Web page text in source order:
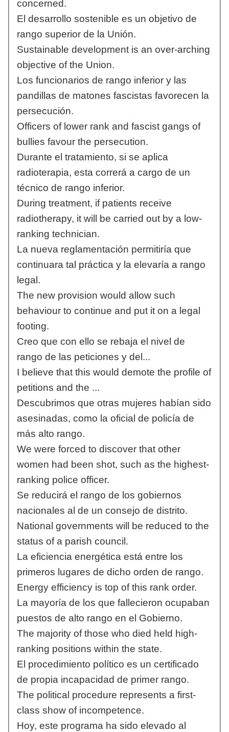
concerned.
El desarrollo sostenible es un objetivo de
rango superior de la Unión.
Sustainable development is an over-arching
objective of the Union.
Los funcionarios de rango inferior y las
pandillas de matones fascistas favorecen la
persecución.
Officers of lower rank and fascist gangs of
bullies favour the persecution.
Durante el tratamiento, si se aplica
radioterapia, esta correrá a cargo de un
técnico de rango inferior.
During treatment, if patients receive
radiotherapy, it will be carried out by a low-
ranking technician.
La nueva reglamentación permitiría que
continuara tal práctica y la elevaría a rango
legal.
The new provision would allow such
behaviour to continue and put it on a legal
footing.
Creo que con ello se rebaja el nivel de
rango de las peticiones y del...
I believe that this would demote the profile of
petitions and the ...
Descubrimos que otras mujeres habían sido
asesinadas, como la oficial de policía de
más alto rango.
We were forced to discover that other
women had been shot, such as the highest-
ranking police officer.
Se reducirá el rango de los gobiernos
nacionales al de un consejo de distrito.
National governments will be reduced to the
status of a parish council.
La eficiencia energética está entre los
primeros lugares de dicho orden de rango.
Energy efficiency is top of this rank order.
La mayoría de los que fallecieron ocupaban
puestos de alto rango en el Gobierno.
The majority of those who died held high-
ranking positions within the state.
El procedimiento político es un certificado
de propia incapacidad de primer rango.
The political procedure represents a first-
class show of incompetence.
Hoy, este programa ha sido elevado al